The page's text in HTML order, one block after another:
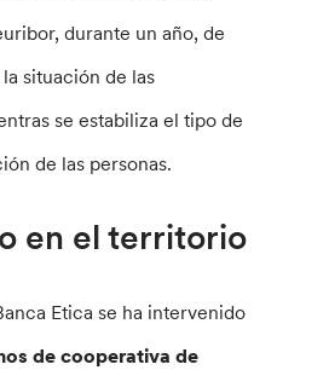
durante un año, de
situación de las
se estabiliza el tipo de
de las personas.
en el territorio
Etica se ha intervenido
de cooperativa de